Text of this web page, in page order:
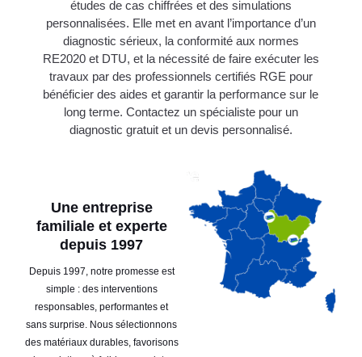
études de cas chiffrées et des simulations
personnalisées. Elle met en avant l’importance d’un
diagnostic sérieux, la conformité aux normes
RE2020 et DTU, et la nécessité de faire exécuter les
travaux par des professionnels certifiés RGE pour
bénéficier des aides et garantir la performance sur le
long terme. Contactez un spécialiste pour un
diagnostic gratuit et un devis personnalisé.
Une entreprise
familiale et experte
depuis 1997
Depuis 1997, notre promesse est
simple : des interventions
responsables, performantes et
sans surprise. Nous sélectionnons
des matériaux durables, favorisons